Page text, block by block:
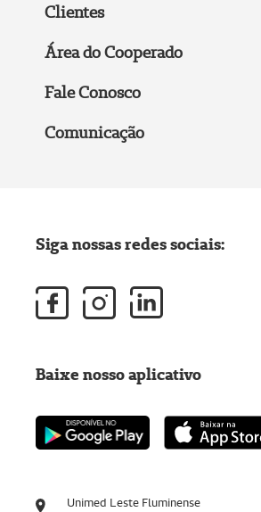
Clientes
Área do Cooperado
Fale Conosco
Comunicação
Unimed Leste Fluminense
Siga nossas redes sociais:
Baixe nosso aplicativo